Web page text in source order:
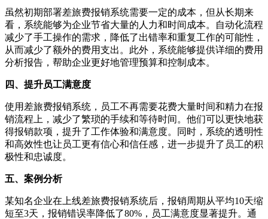
虽然初期部署差旅费报销系统需要一定的成本，但从长期来
看，系统能够为企业节省大量的人力和时间成本。自动化流程
减少了手工操作的需求，降低了出错率和重复工作的可能性，
从而减少了额外的费用支出。此外，系统能够提供详细的费用
分析报告，帮助企业更好地管理预算和控制成本。
四、提升员工满意度
使用差旅费报销系统，员工不再需要花费大量时间和精力在报
销流程上，减少了繁琐的手续和等待时间。他们可以更快地获
得报销款项，提升了工作体验和满意度。同时，系统的透明性
和高效性也让员工更有信心和信任感，进一步提升了员工的积
极性和忠诚度。
五、案例分析
某知名企业在上线差旅费报销系统后，报销周期从平均10天缩
短至3天，报销错误率降低了80%，员工满意度显著提升。通